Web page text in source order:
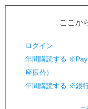
ここか
ログイン
年間購読する
座振替）
年間購読する ※銀